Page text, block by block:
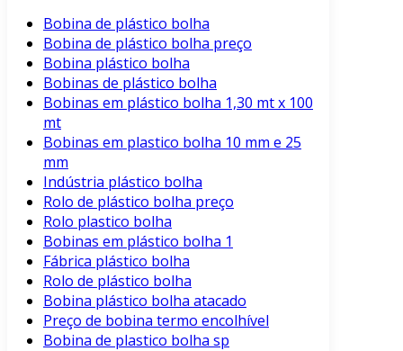
Bobina de plástico bolha
Bobina de plástico bolha preço
Bobina plástico bolha
Bobinas de plástico bolha
Bobinas em plástico bolha 1,30 mt x 100
mt
Bobinas em plastico bolha 10 mm e 25
mm
Indústria plástico bolha
Rolo de plástico bolha preço
Rolo plastico bolha
Bobinas em plástico bolha 1
Fábrica plástico bolha
Rolo de plástico bolha
Bobina plástico bolha atacado
Preço de bobina termo encolhível
Bobina de plastico bolha sp